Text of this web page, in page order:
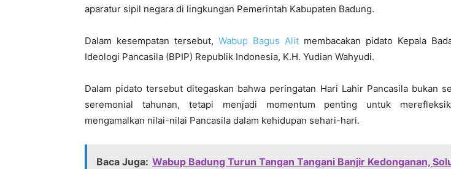
aparatur sipil negara di lingkungan Pemerintah Kabupaten Badung.
Dalam kesempatan tersebut, Wabup Bagus Alit membacakan pidato Kepala
Ideologi Pancasila (BPIP) Republik Indonesia, K.H. Yudian Wahyudi.
Dalam pidato tersebut ditegaskan bahwa peringatan Hari Lahir Pancasila bukan
seremonial tahunan, tetapi menjadi momentum penting untuk
mengamalkan nilai-nilai Pancasila dalam kehidupan sehari-hari.
Baca Juga: Wabup Badung Turun Tangan Tangani Banjir Kedonganan,